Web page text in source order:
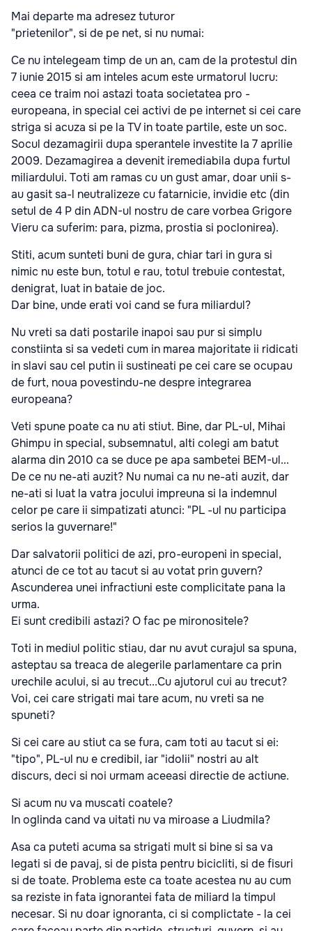
Mai departe ma adresez tuturor
"prietenilor", si de pe net, si nu numai:
Ce nu intelegeam timp de un an, cam de la protestul din
7 iunie 2015 si am inteles acum este urmatorul lucru:
ceea ce traim noi astazi toata societatea pro -
europeana, in special cei activi de pe internet si cei care
striga si acuza si pe la TV in toate partile, este un soc.
Socul dezamagirii dupa sperantele investite la 7 aprilie
2009. Dezamagirea a devenit iremediabila dupa furtul
miliardului. Toti am ramas cu un gust amar, doar unii s-
au gasit sa-l neutralizeze cu fatarnicie, invidie etc (din
setul de 4 P din ADN-ul nostru de care vorbea Grigore
Vieru ca suferim: para, pizma, prostia si poclonirea).
Stiti, acum sunteti buni de gura, chiar tari in gura si
nimic nu este bun, totul e rau, totul trebuie contestat,
denigrat, luat in bataie de joc.
Dar bine, unde erati voi cand se fura miliardul?
Nu vreti sa dati postarile inapoi sau pur si simplu
constiinta si sa vedeti cum in marea majoritate ii ridicati
in slavi sau cel putin ii sustineati pe cei care se ocupau
de furt, noua povestindu-ne despre integrarea
europeana?
Veti spune poate ca nu ati stiut. Bine, dar PL-ul, Mihai
Ghimpu in special, subsemnatul, alti colegi am batut
alarma din 2010 ca se duce pe apa sambetei BEM-ul...
De ce nu ne-ati auzit? Nu numai ca nu ne-ati auzit, dar
ne-ati si luat la vatra jocului impreuna si la indemnul
celor pe care ii simpatizati atunci: "PL -ul nu participa
serios la guvernare!"
Dar salvatorii politici de azi, pro-europeni in special,
atunci de ce tot au tacut si au votat prin guvern?
Ascunderea unei infractiuni este complicitate pana la
urma.
Ei sunt credibili astazi? O fac pe mironositele?
Toti in mediul politic stiau, dar nu avut curajul sa spuna,
asteptau sa treaca de alegerile parlamentare ca prin
urechile acului, si au trecut...Cu ajutorul cui au trecut?
Voi, cei care strigati mai tare acum, nu vreti sa ne
spuneti?
Si cei care au stiut ca se fura, cam toti au tacut si ei:
"tipo", PL-ul nu e credibil, iar "idolii" nostri au alt
discurs, deci si noi urmam aceeasi directie de actiune.
Si acum nu va muscati coatele?
In oglinda cand va uitati nu va miroase a Liudmila?
Asa ca puteti acuma sa strigati mult si bine si sa va
legati si de pavaj, si de pista pentru bicicliti, si de fisuri
si de toate. Problema este ca toate acestea nu au cum
sa reziste in fata ignorantei fata de miliard la timpul
necesar. Si nu doar ignoranta, ci si complictate - la cei